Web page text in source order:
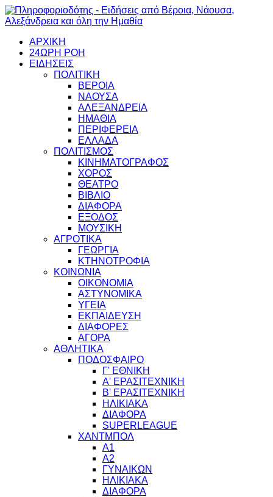
ΑΡΧΙΚΗ
24ΩΡΗ ΡΟΗ
ΕΙΔΗΣΕΙΣ
ΠΟΛΙΤΙΚΗ
ΒΕΡΟΙΑ
ΝΑΟΥΣΑ
ΑΛΕΞΑΝΔΡΕΙΑ
ΗΜΑΘΙΑ
ΠΕΡΙΦΕΡΕΙΑ
ΕΛΛΑΔΑ
ΠΟΛΙΤΙΣΜΟΣ
ΚΙΝΗΜΑΤΟΓΡΑΦΟΣ
ΧΟΡΟΣ
ΘΕΑΤΡΟ
ΒΙΒΛΙΟ
ΔΙΑΦΟΡΑ
ΕΞΟΔΟΣ
ΜΟΥΣΙΚΗ
ΑΓΡΟΤΙΚΑ
ΓΕΩΡΓΙΑ
ΚΤΗΝΟΤΡΟΦΙΑ
ΚΟΙΝΩΝΙΑ
ΟΙΚΟΝΟΜΙΑ
ΑΣΤΥΝΟΜΙΚΑ
ΥΓΕΙΑ
ΕΚΠΑΙΔΕΥΣΗ
ΔΙΑΦΟΡΕΣ
ΑΓΟΡΑ
ΑΘΛΗΤΙΚΑ
ΠΟΔΟΣΦΑΙΡΟ
Γ' ΕΘΝΙΚΗ
Α' ΕΡΑΣΙΤΕΧΝΙΚΗ
Β' ΕΡΑΣΙΤΕΧΝΙΚΗ
ΗΛΙΚΙΑΚΑ
ΔΙΑΦΟΡΑ
SUPERLEAGUE
ΧΑΝΤΜΠΟΛ
Α1
Α2
ΓΥΝΑΙΚΩΝ
ΗΛΙΚΙΑΚΑ
ΔΙΑΦΟΡΑ